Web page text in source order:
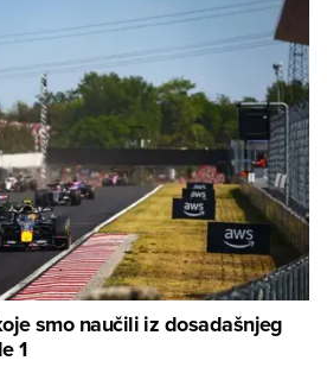
smo naučili iz dosadašnjeg
1